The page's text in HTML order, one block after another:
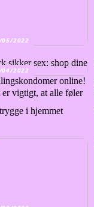
05/2022
sikker sex: shop dine
online!
2022
er vigtigt, at alle føler
i hjemmet